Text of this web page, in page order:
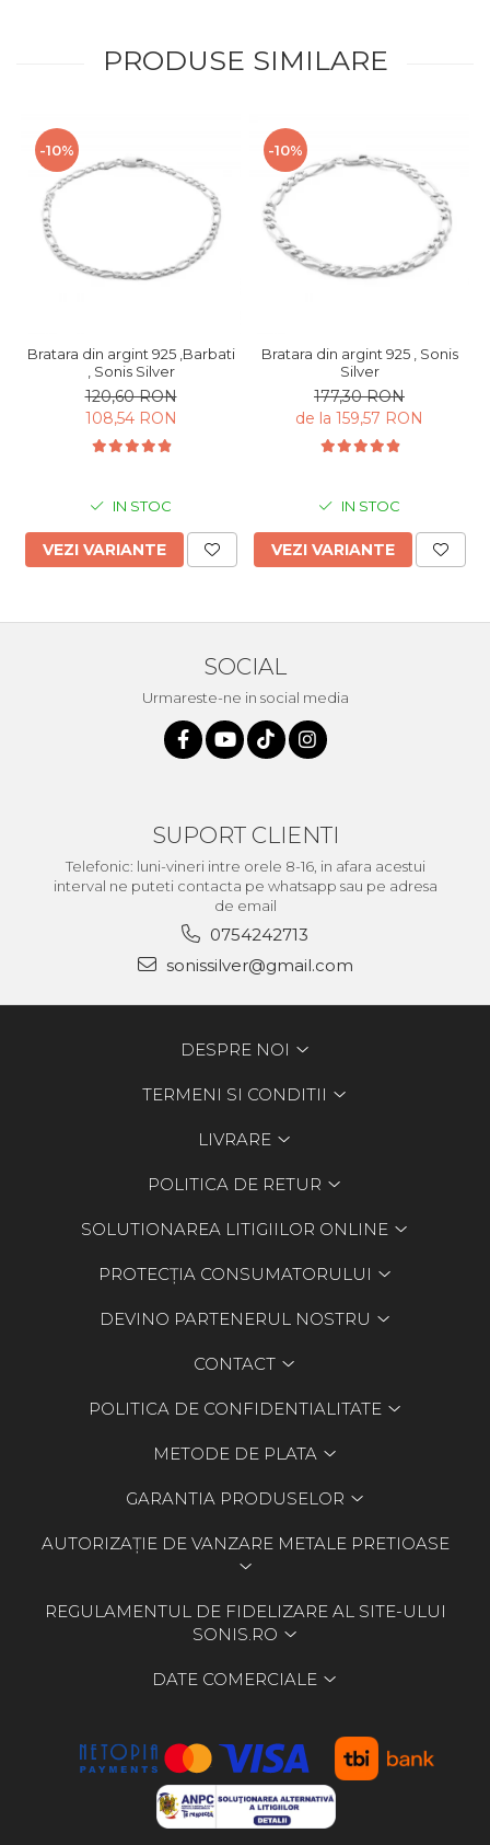
PRODUSE SIMILARE
-10%
Bratara din argint 925 ,Barbati
, Sonis Silver
120,60 RON
108,54 RON
IN STOC
VEZI VARIANTE
-10%
Bratara din argint 925 , Sonis
Silver
177,30 RON
de la 159,57 RON
IN STOC
VEZI VARIANTE
SOCIAL
Urmareste-ne in social media
SUPORT CLIENTI
Telefonic: luni-vineri intre orele 8-16, in afara acestui
interval ne puteti contacta pe whatsapp sau pe adresa
de email
0754242713
sonissilver@gmail.com
DESPRE NOI
TERMENI SI CONDITII
LIVRARE
POLITICA DE RETUR
SOLUTIONAREA LITIGIILOR ONLINE
PROTECȚIA CONSUMATORULUI
DEVINO PARTENERUL NOSTRU
CONTACT
POLITICA DE CONFIDENTIALITATE
METODE DE PLATA
GARANTIA PRODUSELOR
AUTORIZAȚIE DE VANZARE METALE PRETIOASE
REGULAMENTUL DE FIDELIZARE AL SITE-ULUI
SONIS.RO
DATE COMERCIALE